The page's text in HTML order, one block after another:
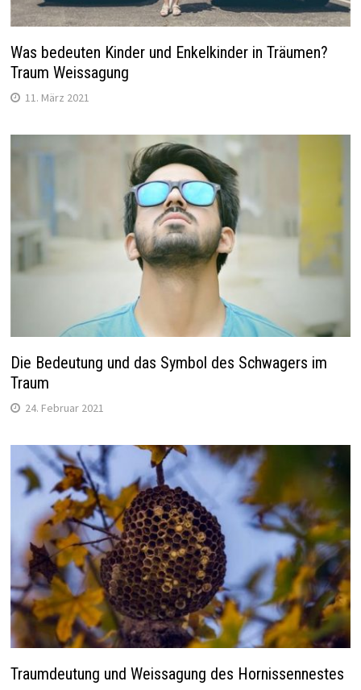
Was bedeuten Kinder und Enkelkinder in Träumen?
Traum Weissagung
11. März 2021
Die Bedeutung und das Symbol des Schwagers im
Traum
24. Februar 2021
Traumdeutung und Weissagung des Hornissennestes